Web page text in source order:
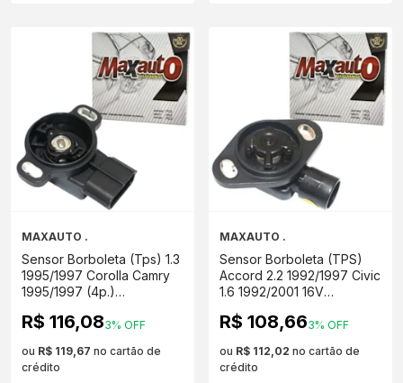
MAXAUTO .
Sensor Borboleta (Tps) 1.3
1995/1997 Corolla Camry
1995/1997 (4p.)
R$ 116,083% OFF
ou R$ 119,67 no cartão de
crédito
MAXAUTO .
Sensor Borboleta (TPS)
Accord 2.2 1992/1997 Civic
1.6 1992/2001 16V
R$ 108,663% OFF
ou R$ 112,02 no cartão de
crédito